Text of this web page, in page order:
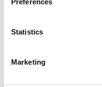
Preferences
Statistics
Marketing
Related pages